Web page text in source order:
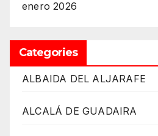
enero 2026
Categories
ALBAIDA DEL ALJARAFE
ALCALÁ DE GUADAIRA